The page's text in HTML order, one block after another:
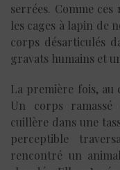
serrées. Comme
les cages à lapin de
corps désarticulés
gravats humains et
La première fois, au
Un corps
cuillère dans une
perceptible
rencontré un